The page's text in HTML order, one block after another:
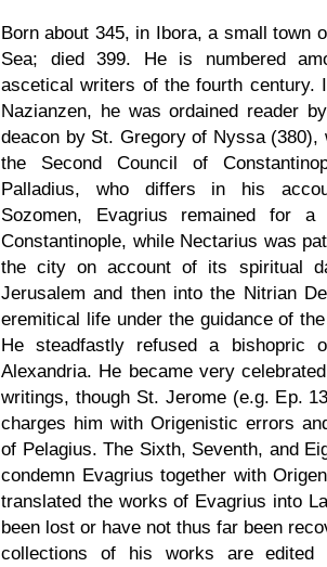
Born about 345, in Ibora, a small town
Sea; died 399. He is numbered
ascetical writers of the fourth century.
Nazianzen, he was ordained reader
deacon by St. Gregory of Nyssa (380),
the Second Council of
Palladius, who differs in his
Sozomen, Evagrius remained for
Constantinople, while Nectarius was
the city on account of its spiritual
Jerusalem and then into the Nitrian
eremitical life under the guidance of
He steadfastly refused a bishopric
Alexandria. He became very
writings, though St. Jerome (e.g. Ep.
charges him with Origenistic errors
of Pelagius. The Sixth, Seventh, and
condemn Evagrius together with
translated the works of Evagrius into
been lost or have not thus far been
collections of his works are edited